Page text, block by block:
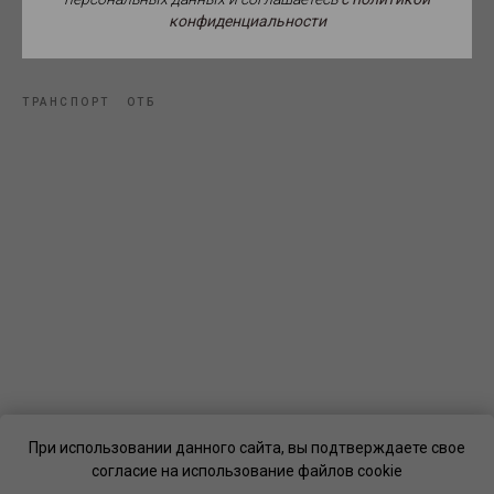
При использовании данного сайта, вы подтверждаете свое
согласие на использование файлов cookie
ТРАНСПОРТ ОТБ
конфиденциальности